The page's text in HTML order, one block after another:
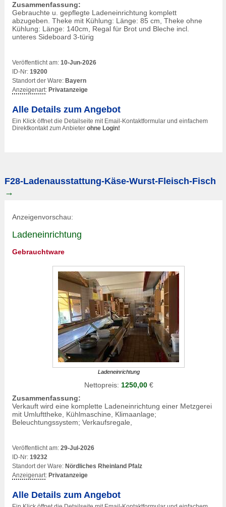
Zusammenfassung:
Gebrauchte u. gepflegte Ladeneinrichtung komplett
abzugeben. Theke mit Kühlung: Länge: 85 cm, Theke ohne
Kühlung: Länge: 140cm, Regal für Brot und Bleche incl.
unteres Sideboard 3-türig
Veröffentlicht am: 10-Jun-2026
ID-Nr: 19200
Standort der Ware: Bayern
Anzeigenart: Privatanzeige
Alle Details zum Angebot
Ein Klick öffnet die Detailseite mit Email-Kontaktformular und einfachem
Direktkontakt zum Anbieter ohne Login!
F28-Ladenausstattung-Käse-Wurst-Fleisch-Fisch
→
Anzeigenvorschau:
Ladeneinrichtung
Gebrauchtware
Ladeneinrichtung
Nettopreis: 1250,00€
Zusammenfassung:
Verkauft wird eine komplette Ladeneinrichtung einer Metzgerei
mit Umlufttheke, Kühlmaschine, Klimaanlage;
Beleuchtungssystem; Verkaufsregale,
Veröffentlicht am: 29-Jul-2026
ID-Nr: 19232
Standort der Ware: Nördliches Rheinland Pfalz
Anzeigenart: Privatanzeige
Alle Details zum Angebot